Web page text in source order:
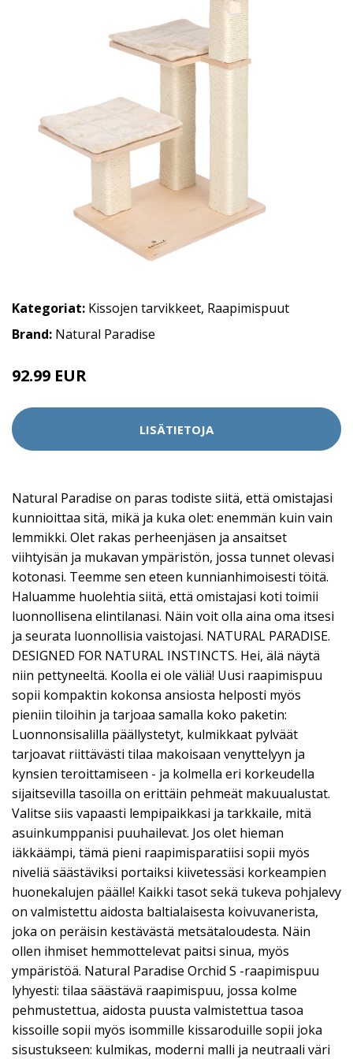
Kategoriat: Kissojen tarvikkeet, Raapimispuut
Brand: Natural Paradise
92.99 EUR
LISÄTIETOJA
Natural Paradise on paras todiste siitä, että omistajasi
kunnioittaa sitä, mikä ja kuka olet: enemmän kuin vain
lemmikki. Olet rakas perheenjäsen ja ansaitset
viihtyisän ja mukavan ympäristön, jossa tunnet olevasi
kotonasi. Teemme sen eteen kunnianhimoisesti töitä.
Haluamme huolehtia siitä, että omistajasi koti toimii
luonnollisena elintilanasi. Näin voit olla aina oma itsesi
ja seurata luonnollisia vaistojasi. NATURAL PARADISE.
DESIGNED FOR NATURAL INSTINCTS. Hei, älä näytä
niin pettyneeltä. Koolla ei ole väliä! Uusi raapimispuu
sopii kompaktin kokonsa ansiosta helposti myös
pieniin tiloihin ja tarjoaa samalla koko paketin:
Luonnonsisalilla päällystetyt, kulmikkaat pylväät
tarjoavat riittävästi tilaa makoisaan venyttelyyn ja
kynsien teroittamiseen - ja kolmella eri korkeudella
sijaitsevilla tasoilla on erittäin pehmeät makuualustat.
Valitse siis vapaasti lempipaikkasi ja tarkkaile, mitä
asuinkumppanisi puuhailevat. Jos olet hieman
iäkkäämpi, tämä pieni raapimisparatiisi sopii myös
niveliä säästäviksi portaiksi kiivetessäsi korkeampien
huonekalujen päälle! Kaikki tasot sekä tukeva pohjalevy
on valmistettu aidosta baltialaisesta koivuvanerista,
joka on peräisin kestävästä metsätaloudesta. Näin
ollen ihmiset hemmottelevat paitsi sinua, myös
ympäristöä. Natural Paradise Orchid S -raapimispuu
lyhyesti: tilaa säästävä raapimispuu, jossa kolme
pehmustettua, aidosta puusta valmistettua tasoa
kissoille sopii myös isommille kissaroduille sopii joka
sisustukseen: kulmikas, moderni malli ja neutraali väri